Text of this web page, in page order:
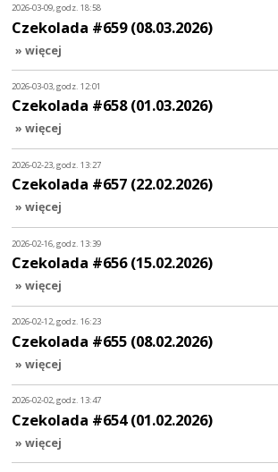
2026-03-09, godz. 18:58
Czekolada #659 (08.03.2026)
» więcej
2026-03-03, godz. 12:01
Czekolada #658 (01.03.2026)
» więcej
2026-02-23, godz. 13:27
Czekolada #657 (22.02.2026)
» więcej
2026-02-16, godz. 13:39
Czekolada #656 (15.02.2026)
» więcej
2026-02-12, godz. 16:23
Czekolada #655 (08.02.2026)
» więcej
2026-02-02, godz. 13:47
Czekolada #654 (01.02.2026)
» więcej